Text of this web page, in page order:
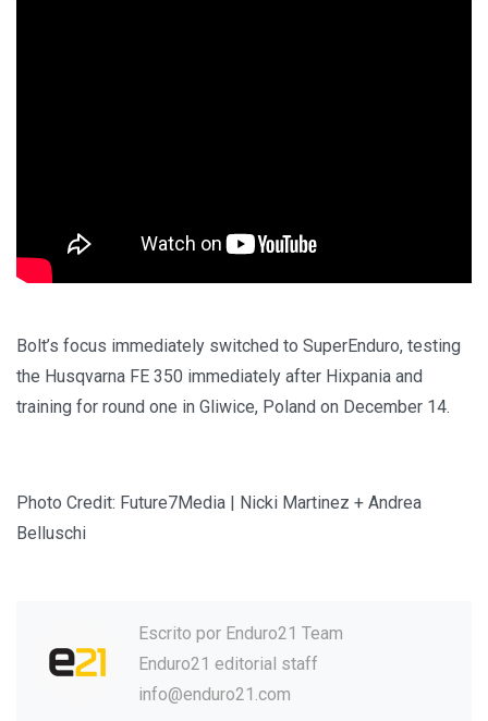
Bolt’s focus immediately switched to SuperEnduro, testing
the Husqvarna FE 350 immediately after Hixpania and
training for round one in Gliwice, Poland on December 14.
Photo Credit: Future7Media | Nicki Martinez + Andrea
Belluschi
Escrito por Enduro21 Team
Enduro21 editorial staff
info@enduro21.com